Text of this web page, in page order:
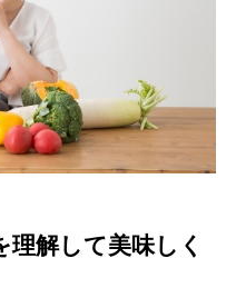
解して美味しく